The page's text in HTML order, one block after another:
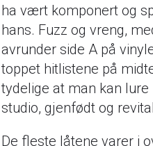
ha vært komponert og
hans. Fuzz og vreng,
avrunder side A på
toppet hitlistene på
tydelige at man kan
studio, gjenfødt og
De fleste låtene varer i